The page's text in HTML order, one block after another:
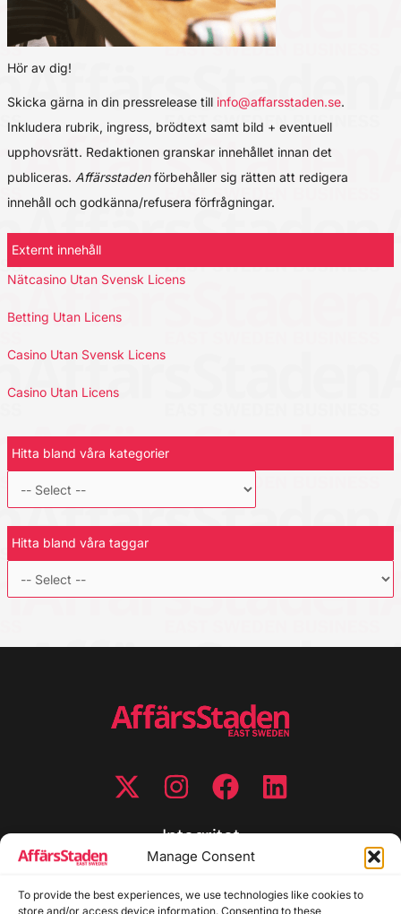
Manage Consent
To provide the best experiences, we use technologies like cookies to
store and/or access device information. Consenting to these
Hör av dig!
Skicka gärna in din pressrelease till info@affarsstaden.se.
Inkludera rubrik, ingress, brödtext samt bild + eventuell
upphovsrätt. Redaktionen granskar innehållet innan det
publiceras. Affärsstadenförbehåller sig rätten att redigera
innehåll och godkänna/refusera förfrågningar.
Externt innehåll
Nätcasino Utan Svensk Licens
Betting Utan Licens
Casino Utan Svensk Licens
Casino Utan Licens
Hitta bland våra kategorier
Hitta bland våra taggar
Integritet
Cookiepolicy